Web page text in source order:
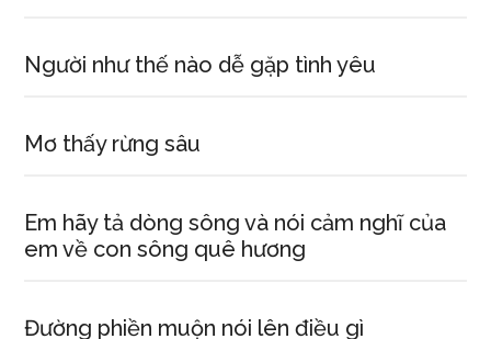
Người như thế nào dễ gặp tình yêu
Mơ thấy rừng sâu
Em hãy tả dòng sông và nói cảm nghĩ của
em về con sông quê hương
Đường phiền muộn nói lên điều gì